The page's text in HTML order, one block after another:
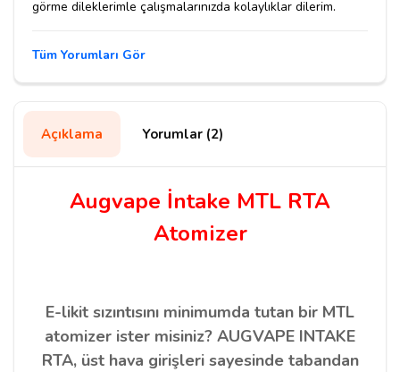
görme dileklerimle çalışmalarınızda kolaylıklar dilerim.
Tüm Yorumları Gör
Açıklama Yorumlar (2)
Augvape İntake MTL RTA
Atomizer
E-likit sızıntısını minimumda tutan bir MTL
atomizer ister misiniz? AUGVAPE INTAKE
RTA, üst hava girişleri sayesinde tabandan